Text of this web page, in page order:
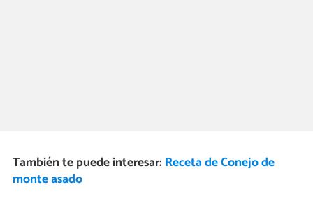
También te puede interesar: Receta de Conejo de
monte asado